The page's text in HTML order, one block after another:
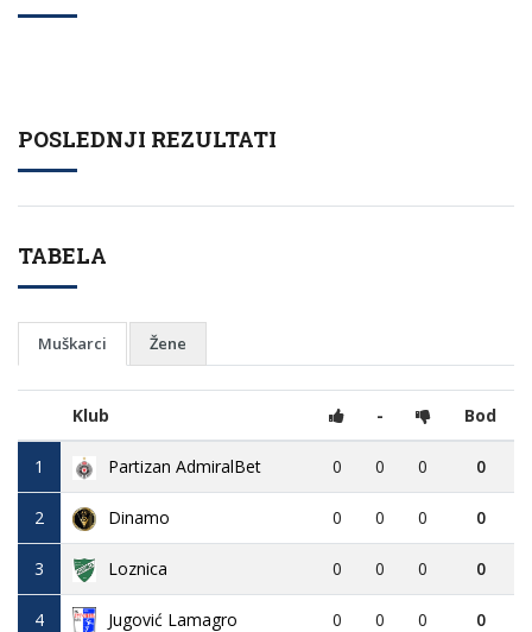
POSLEDNJI REZULTATI
TABELA
Muškarci Žene
Klub - Bod
1 Partizan AdmiralBet 0 0 0 0
2 Dinamo 0 0 0 0
3 Loznica 0 0 0 0
4 Jugović Lamagro 0 0 0 0